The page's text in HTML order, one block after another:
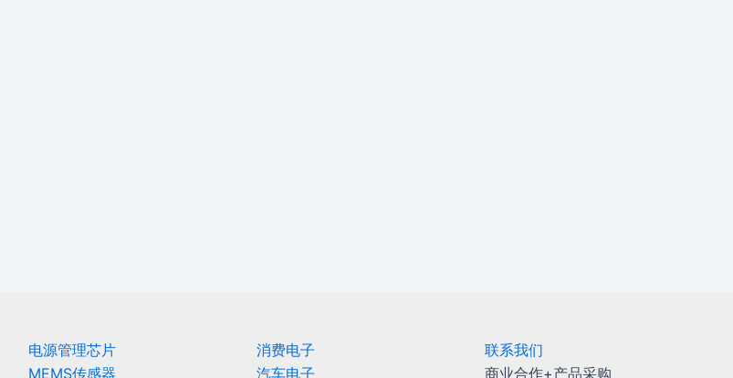
电源管理芯片
MEMS传感器
消费电子
汽车电子
联系我们
商业合作+产品采购